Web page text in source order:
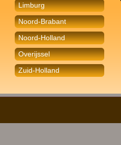
Limburg
Noord-Brabant
Noord-Holland
Overijssel
Zuid-Holland